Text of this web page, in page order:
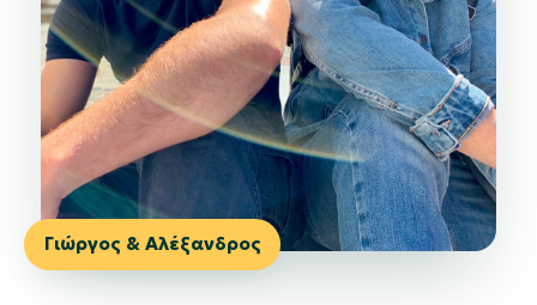
Γιώργος & Αλέξανδρος